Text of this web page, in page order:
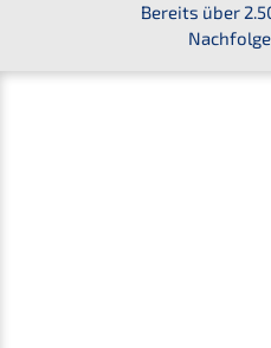
Bereits über